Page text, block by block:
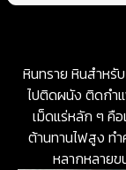
หินทราย หินสำหรั
ไปติดผนัง ติดกำ
เม็ดแร่หลัก ๆ คือ
ต้านทานไฟสูง ท
หลากหลายข